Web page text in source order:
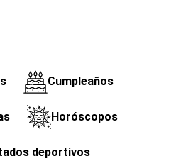
Cumpleaños
Horóscopos
deportivos